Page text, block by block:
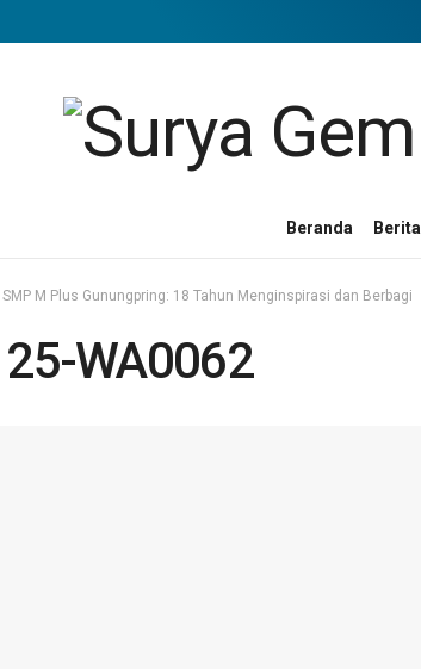
Beranda Berita
SMP M Plus Gunungpring: 18 Tahun Menginspirasi dan Berbagi
WA0062